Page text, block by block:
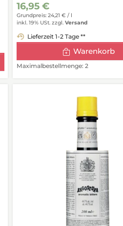
16,95 €
Grundpreis: 24,21 € /
inkl. 19% USt. zzgl. Versand
Lieferzeit 1-2 Tage **
Warenkorb
Maximalbestellmenge: 2